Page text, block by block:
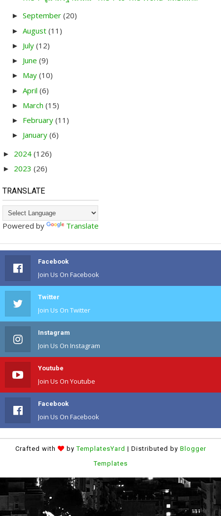
► September (20)
► August (11)
► July (12)
► June (9)
► May (10)
► April (6)
► March (15)
► February (11)
► January (6)
► 2024 (126)
► 2023 (26)
TRANSLATE
Powered by Translate
Facebook
Join Us On Facebook
Twitter
Join Us On Twitter
Instagram
Join Us On Instagram
Youtube
Join Us On Youtube
Facebook
Join Us On Facebook
Crafted with byTemplatesYard | Distributed by Blogger
Templates